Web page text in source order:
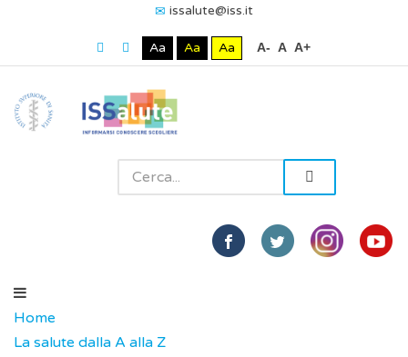
issalute@iss.it
Aa Aa Aa A- A A+
Home
La salute dalla A alla Z